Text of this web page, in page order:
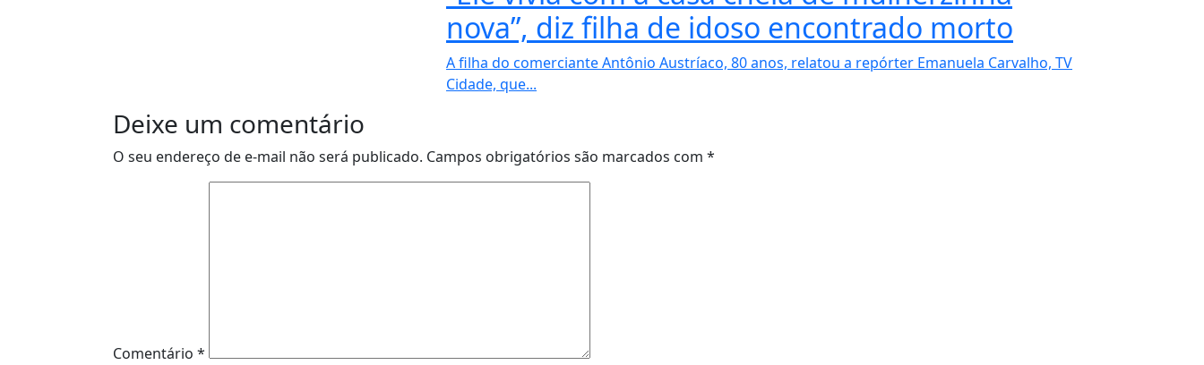
nova”, diz filha de idoso encontrado morto
A filha do comerciante Antônio Austríaco, 80 anos, relatou a repórter Emanuela Carvalho, TV
Cidade, que...
Deixe um comentário
O seu endereço de e-mail não será publicado. Campos obrigatórios são marcados com *
Comentário *